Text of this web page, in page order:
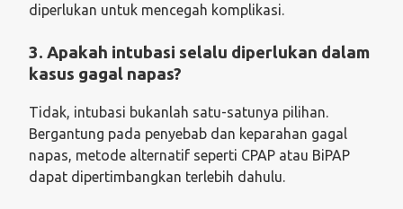
diperlukan untuk mencegah komplikasi.
3. Apakah intubasi selalu diperlukan dalam
kasus gagal napas?
Tidak, intubasi bukanlah satu-satunya pilihan.
Bergantung pada penyebab dan keparahan gagal
napas, metode alternatif seperti CPAP atau BiPAP
dapat dipertimbangkan terlebih dahulu.